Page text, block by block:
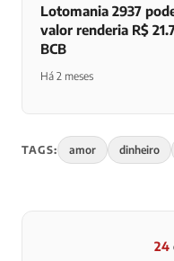
Lotomania 2937
valor renderia R$
BCB
Há 2 meses
TAGS: amor dinheiro
24